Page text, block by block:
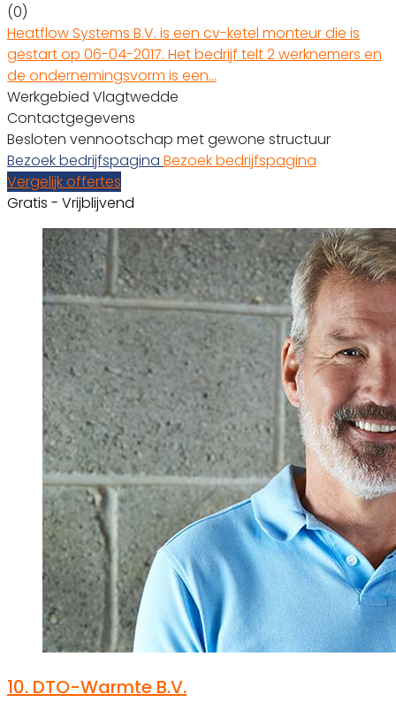
(0)
Heatflow Systems B.V. is een cv-ketel monteur die is
gestart op 06-04-2017. Het bedrijf telt 2 werknemers en
de ondernemingsvorm is een…
Werkgebied Vlagtwedde
Contactgegevens
Besloten vennootschap met gewone structuur
Bezoek bedrijfspagina Bezoek bedrijfspagina
Vergelijk offertes
Gratis - Vrijblijvend
10. DTO-Warmte B.V.